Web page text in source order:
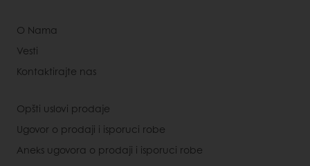
O Nama
Vesti
Kontaktirajte nas
Opšti uslovi prodaje
Ugovor o prodaji i isporuci robe
Aneks ugovora o prodaji i isporuci robe